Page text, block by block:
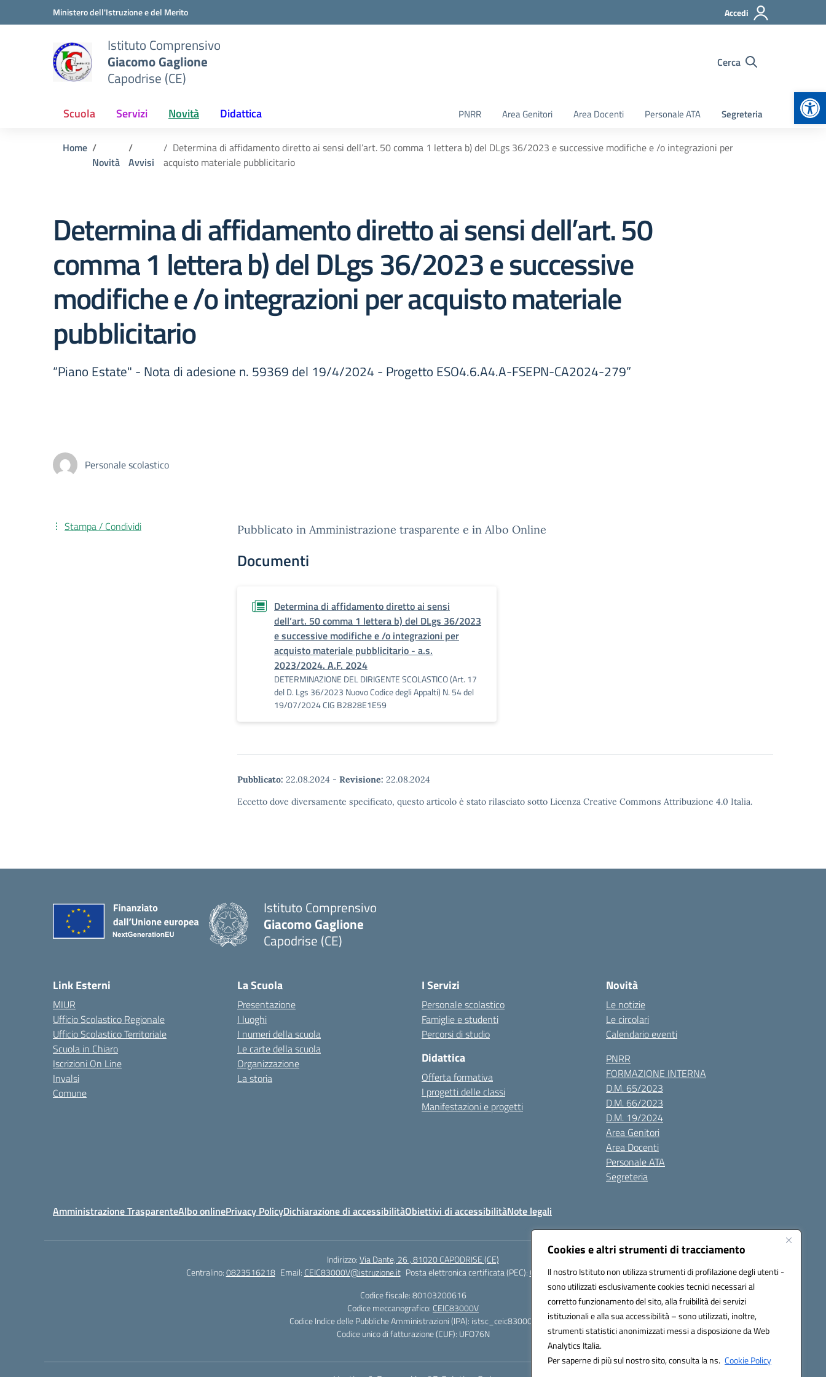
Cookies e altri strumenti di tracciamento
Il nostro Istituto non utilizza strumenti di profilazione degli utenti -
sono utilizzati esclusivamente cookies tecnici necessari al
corretto funzionamento del sito, alla fruibilità dei servizi
istituzionali e alla sua accessibilità – sono utilizzati, inoltre,
strumenti statistici anonimizzati messi a disposizione da Web
Analytics Italia.
Per saperne di più sul nostro sito, consulta la ns. Cookie Policy
Vai ai contenuti
Vai al menu di navigazioneMinistero dell'Istruzione e del Merito Accedi
Istituto Comprensivo
Giacomo Gaglione
Capodrise (CE)
Cerca
Scuola Servizi Novità Didattica PNRR Area Genitori Area Docenti Personale ATA Segreteria
Home
Novità Avvisi
Determina di affidamento diretto ai sensi dell’art. 50 comma 1 lettera b) del DLgs 36/2023 e successive modifiche e /o integrazioni per
acquisto materiale pubblicitario
Determina di affidamento diretto ai sensi dell’art. 50
comma 1 lettera b) del DLgs 36/2023 e successive
modifiche e /o integrazioni per acquisto materiale
pubblicitario
“Piano Estate" - Nota di adesione n. 59369 del 19/4/2024 - Progetto ESO4.6.A4.A-FSEPN-CA2024-279”
Personale scolastico
Pubblicato in Amministrazione trasparente e in Albo Online
Documenti
Determina di affidamento diretto ai sensi
dell’art. 50 comma 1 lettera b) del DLgs 36/2023
e successive modifiche e /o integrazioni per
acquisto materiale pubblicitario - a.s.
2023/2024. A.F. 2024
DETERMINAZIONE DEL DIRIGENTE SCOLASTICO (Art. 17
del D. Lgs 36/2023 Nuovo Codice degli Appalti) N. 54 del
19/07/2024 CIG B2828E1E59
Pubblicato: 22.08.2024 - Revisione: 22.08.2024
Eccetto dove diversamente specificato, questo articolo è stato rilasciato sotto Licenza Creative Commons Attribuzione 4.0 Italia.
Stampa / Condividi
Istituto Comprensivo
Giacomo Gaglione
Capodrise (CE)
Link Esterni
MIUR
Ufficio Scolastico Regionale
Ufficio Scolastico Territoriale
Scuola in Chiaro
Iscrizioni On Line
Invalsi
Comune
La Scuola
Presentazione
I luoghi
I numeri della scuola
Le carte della scuola
Organizzazione
La storia
I Servizi
Personale scolastico
Famiglie e studenti
Percorsi di studio
Didattica
Offerta formativa
I progetti delle classi
Manifestazioni e progetti
Novità
Le notizie
Le circolari
Calendario eventi
PNRR
FORMAZIONE INTERNA
D.M. 65/2023
D.M. 66/2023
D.M. 19/2024
Area Genitori
Area Docenti
Personale ATA
Segreteria
Amministrazione TrasparenteAlbo onlinePrivacy PolicyDichiarazione di accessibilitàObiettivi di accessibilitàNote legali
Indirizzo:Via Dante, 26 , 81020 CAPODRISE (CE)
Centralino:0823516218 Email: CEIC83000V@istruzione.it Posta elettronica certificata (PEC): CEIC83000V@pec.istruzione.it
Codice fiscale: 80103200616
Codice meccanografico: CEIC83000V
Codice Indice delle Pubbliche Amministrazioni (IPA): istsc_ceic83000v
Codice unico di fatturazione (CUF): UFO76N